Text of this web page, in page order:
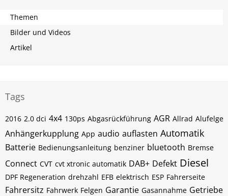
Themen
Bilder und Videos
Artikel
Tags
2016 2.0 dci 4x4 130ps Abgasrückführung AGR Allrad Alufelge
Anhängerkupplung App audio auflasten Automatik
Batterie Bedienungsanleitung benziner bluetooth Bremse
Connect CVT cvt xtronic automatik DAB+ Defekt Diesel
DPF Regeneration drehzahl EFB elektrisch ESP Fahrerseite
Fahrersitz Fahrwerk Felgen Garantie Gasannahme Getriebe